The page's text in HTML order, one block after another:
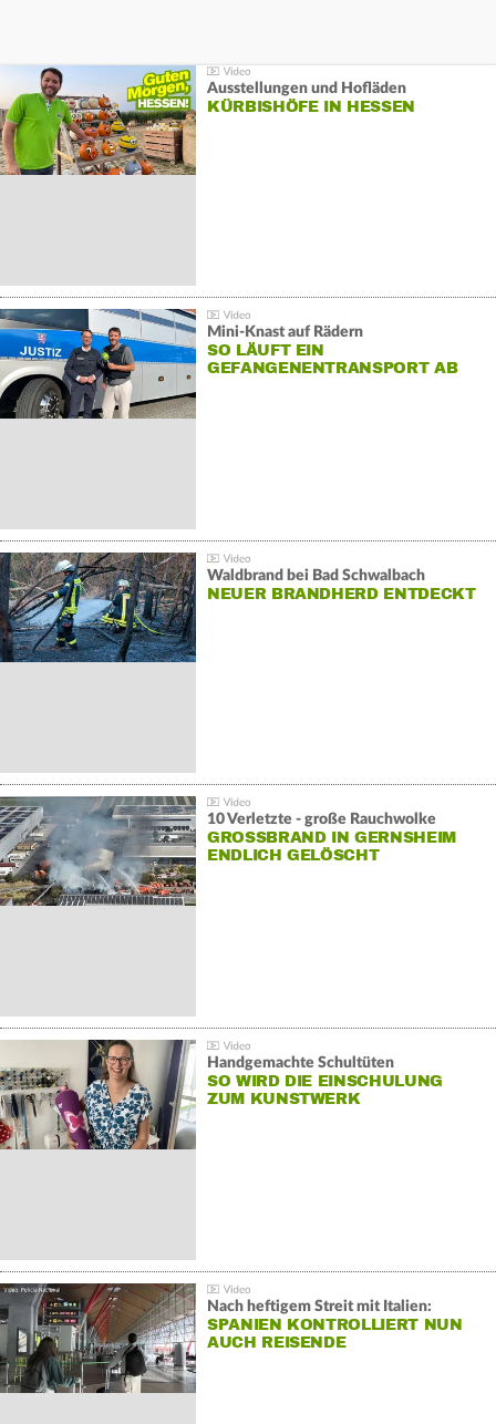
Ausstellungen und Hofläden
KÜRBISHÖFE IN HESSEN
Mini-Knast auf Rädern
SO LÄUFT EIN
GEFANGENENTRANSPORT AB
Waldbrand bei Bad Schwalbach
NEUER BRANDHERD ENTDECKT
10 Verletzte - große Rauchwolke
GROSSBRAND IN GERNSHEIM E
NDLICH GELÖSCHT
Handgemachte Schultüten
SO WIRD DIE EINSCHULUNG
ZUM KUNSTWERK
Nach heftigem Streit mit Italien:
SPANIEN KONTROLLIERT NUN
AUCH REISENDE